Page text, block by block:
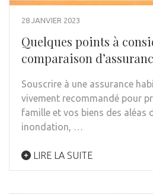
28 JANVIER 2023
Quelques points à
comparaison
Souscrire à une assurance
vivement recommandé pour
famille et vos biens des aléas
inondation, …
LIRE LA SUITE